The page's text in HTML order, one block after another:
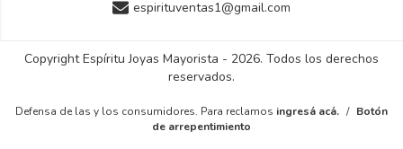
espirituventas1@gmail.com
Copyright Espíritu Joyas Mayorista - 2026. Todos los derechos
reservados.
Defensa de las y los consumidores. Para reclamos ingresá acá. / Botón
de arrepentimiento